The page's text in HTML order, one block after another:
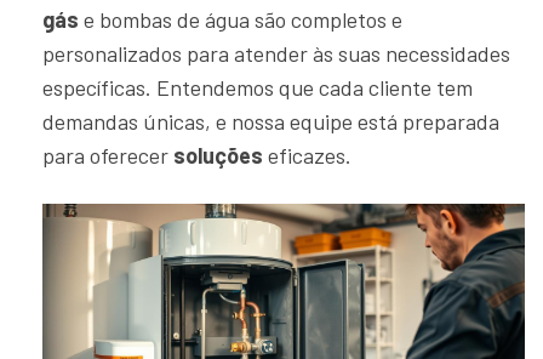
gás e bombas de água são completos e
personalizados para atender às suas necessidades
específicas. Entendemos que cada cliente tem
demandas únicas, e nossa equipe está preparada
para oferecer soluções eficazes.